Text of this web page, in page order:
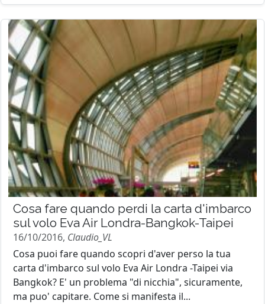
Cosa fare quando perdi la carta d'imbarco
sul volo Eva Air Londra-Bangkok-Taipei
16/10/2016, Claudio_VL
Cosa puoi fare quando scopri d'aver perso la tua
carta d'imbarco sul volo Eva Air Londra -Taipei via
Bangkok? E' un problema "di nicchia", sicuramente,
ma puo' capitare. Come si manifesta il...